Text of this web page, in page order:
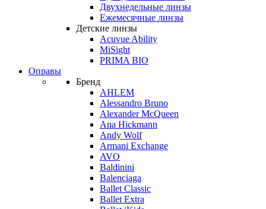
Двухнедельные линзы
Ежемесячные линзы
Детские линзы
Acuvue Ability
MiSight
PRIMA BIO
Оправы
Бренд
AHLEM
Alessandro Bruno
Alexander McQueen
Ana Hickmann
Andy Wolf
Armani Exchange
AVO
Baldinini
Balenciaga
Ballet Classic
Ballet Extra